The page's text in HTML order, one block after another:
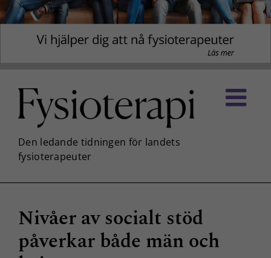
innehållet
Nivåer av socialt stöd
påverkar både män och